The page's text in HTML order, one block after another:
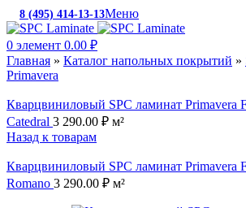
8 (495) 414-13-13Меню
0 элемент 0.00 ₽
Главная » Каталог напольных покрытий »
Primavera
Кварцвиниловый SPC ламинат Primavera
Catedral 3 290.00 ₽ м²
Назад к товарам
Кварцвиниловый SPC ламинат Primavera
Romano 3 290.00 ₽ м²